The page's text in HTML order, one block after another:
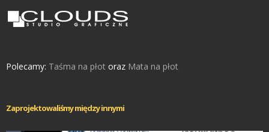
Polecamy: Taśma na płot oraz Mata na płot
Zaprojektowaliśmy między innymi